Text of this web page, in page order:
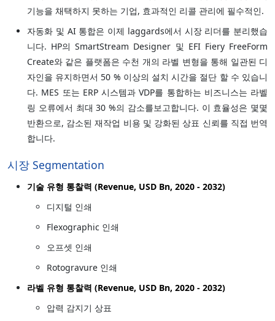
기능을 채택하지 못하는 기업, 효과적인 리콜 관리에 필수적인.
자동화 및 AI 통합은 이제 laggards에서 시장 리더를 분리했습
니다. HP의 SmartStream Designer 및 EFI Fiery FreeForm
Create와 같은 플랫폼은 수천 개의 라벨 변형을 통해 일관된 디
자인을 유지하면서 50 % 이상의 설치 시간을 절단 할 수 있습니
다. MES 또는 ERP 시스템과 VDP를 통합하는 비즈니스는 라벨
링 오류에서 최대 30 %의 감소를보고합니다. 이 효율성은 몇몇
반환으로, 감소된 재작업 비용 및 강화된 상표 신뢰를 직접 번역
합니다.
시장 Segmentation
기술 유형 통찰력 (Revenue, USD Bn, 2020 - 2032)
디지털 인쇄
Flexographic 인쇄
오프셋 인쇄
Rotogravure 인쇄
라벨 유형 통찰력 (Revenue, USD Bn, 2020 - 2032)
압력 감지기 상표